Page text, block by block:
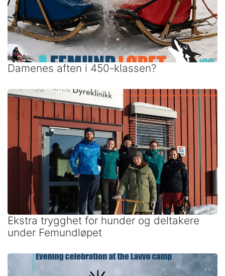
Damenes aften i 450-klassen?
Ekstra trygghet for hunder og deltakere
under Femundløpet